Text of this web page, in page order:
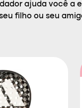
ajuda você a
filho ou seu